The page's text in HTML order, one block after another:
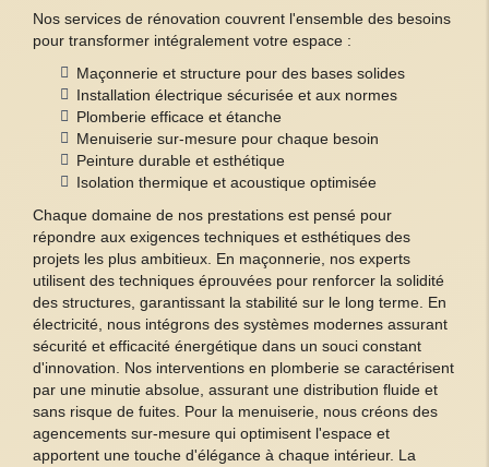
Nos services de rénovation couvrent l'ensemble des besoins
pour transformer intégralement votre espace :
Maçonnerie et structure pour des bases solides
Installation électrique sécurisée et aux normes
Plomberie efficace et étanche
Menuiserie sur-mesure pour chaque besoin
Peinture durable et esthétique
Isolation thermique et acoustique optimisée
Chaque domaine de nos prestations est pensé pour
répondre aux exigences techniques et esthétiques des
projets les plus ambitieux. En maçonnerie, nos experts
utilisent des techniques éprouvées pour renforcer la solidité
des structures, garantissant la stabilité sur le long terme. En
électricité, nous intégrons des systèmes modernes assurant
sécurité et efficacité énergétique dans un souci constant
d'innovation. Nos interventions en plomberie se caractérisent
par une minutie absolue, assurant une distribution fluide et
sans risque de fuites. Pour la menuiserie, nous créons des
agencements sur-mesure qui optimisent l'espace et
apportent une touche d'élégance à chaque intérieur. La